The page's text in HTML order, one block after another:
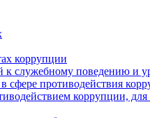
коррупции
служебному поведению и
противодействия
коррупции, для